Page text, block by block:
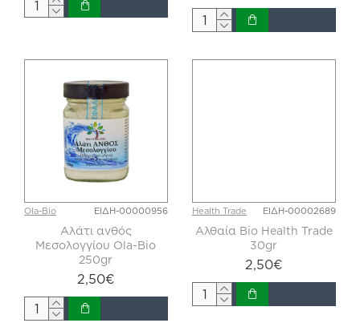
Ola-Bio ΕΙΔΗ-00000956
Αλάτι ανθός
Μεσολογγίου Ola-Bio
250gr
2,50€
Health Trade ΕΙΔΗ-00002689
Αλθαία Bio Health Trade
30gr
2,50€